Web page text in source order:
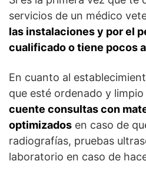
servicios de un médico
las instalaciones y por el
cualificado o tiene pocos
En cuanto al
que esté ordenado y
cuente consultas con
optimizados en caso de
radiografías, pruebas
laboratorio en caso de